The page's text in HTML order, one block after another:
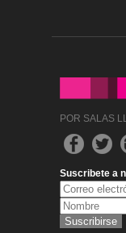
POR SALAS
Suscribete a